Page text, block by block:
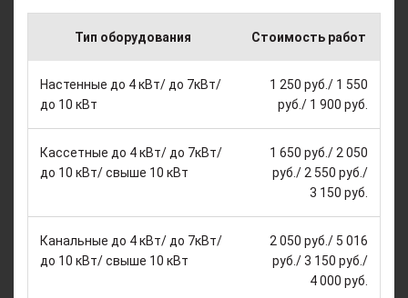
Тип оборудования Стоимость работ
Настенные до 4 кВт/ до 7кВт/
до 10 кВт
1 250 руб./ 1 550
руб./ 1 900 руб.
Кассетные до 4 кВт/ до 7кВт/
до 10 кВт/ свыше 10 кВт
1 650 руб./ 2 050
руб./ 2 550 руб./
3 150 руб.
Канальные до 4 кВт/ до 7кВт/
до 10 кВт/ свыше 10 кВт
2 050 руб./ 5 016
руб./ 3 150 руб./
4 000 руб.